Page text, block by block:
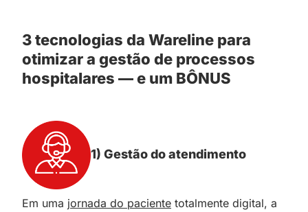
3 tecnologias da Wareline para
otimizar a gestão de processos
hospitalares — e um BÔNUS
1) Gestão do atendimento
Em uma jornada do paciente totalmente digital, a